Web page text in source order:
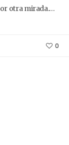
otra mirada.…
0